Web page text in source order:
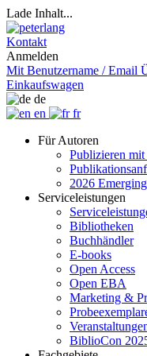
Lade Inhalt...
Kontakt
Anmelden
Mit Benutzername / Email
Einkaufswagen
de
en
fr
Für Autoren
Publizieren
2026
Serviceleistungen
Bibliotheken
Buchhändler
E-books
Open Access
Open EBA
Marketing &
BiblioCon